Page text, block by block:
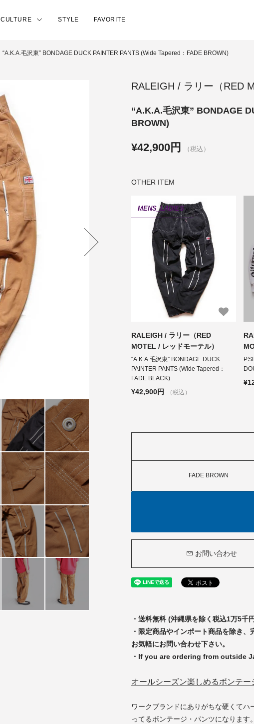
CULTURE STYLE FAVORITE
“A.K.A.毛沢東” BONDAGE DUCK PAINTER PANTS (Wide Tapered：FADE BROWN)
RALEIGH / ラリー（RED
“A.K.A.毛沢東” BONDAGE
BROWN)
¥42,900円 （税込）
OTHER ITEM
MENS_LADIES
RALEIGH / ラリー（RED
MOTEL / レッドモーテル）
“A.K.A.毛沢東” BONDAGE DUCK
PAINTER PANTS (Wide Tapered：
FADE BLACK)
¥42,900円 （税込）
FADE BROWN
お問い合わせ
・送料無料 (沖縄県を除く税込1万5千
・限定商品やインポート商品を除き
お気軽にお問い合わせ下さい。
・If you are ordering from outside
オールシーズン楽しめるボンテー
ワークブランドにありがちな硬くて
ってるボンテージ・パンツになります